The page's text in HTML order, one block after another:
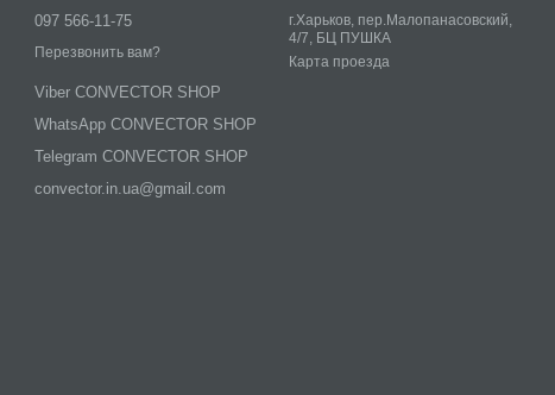
097 566-11-75
Перезвонить вам?
Viber CONVECTOR SHOP
WhatsApp CONVECTOR SHOP
Telegram CONVECTOR SHOP
convector.in.ua@gmail.com
г.Харьков, пер.Малопанасовский,
4/7, БЦ ПУШКА
Карта проезда